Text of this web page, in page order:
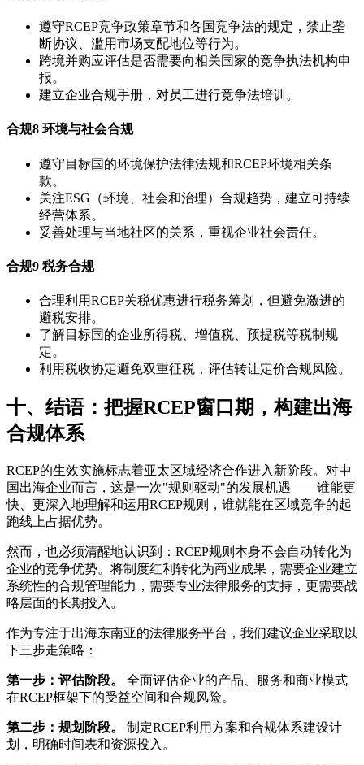
遵守RCEP竞争政策章节和各国竞争法的规定，禁止垄
断协议、滥用市场支配地位等行为。
跨境并购应评估是否需要向相关国家的竞争执法机构申
报。
建立企业合规手册，对员工进行竞争法培训。
合规8 环境与社会合规
遵守目标国的环境保护法律法规和RCEP环境相关条
款。
关注ESG（环境、社会和治理）合规趋势，建立可持续
经营体系。
妥善处理与当地社区的关系，重视企业社会责任。
合规9 税务合规
合理利用RCEP关税优惠进行税务筹划，但避免激进的
避税安排。
了解目标国的企业所得税、增值税、预提税等税制规
定。
利用税收协定避免双重征税，评估转让定价合规风险。
十、结语：把握RCEP窗口期，构建出海
合规体系
RCEP的生效实施标志着亚太区域经济合作进入新阶段。对中
国出海企业而言，这是一次"规则驱动"的发展机遇——谁能更
快、更深入地理解和运用RCEP规则，谁就能在区域竞争的起
跑线上占据优势。
然而，也必须清醒地认识到：RCEP规则本身不会自动转化为
企业的竞争优势。将制度红利转化为商业成果，需要企业建立
系统性的合规管理能力，需要专业法律服务的支持，更需要战
略层面的长期投入。
作为专注于出海东南亚的法律服务平台，我们建议企业采取以
下三步走策略：
第一步：评估阶段。
全面评估企业的产品、服务和商业模式
在RCEP框架下的受益空间和合规风险。
第二步：规划阶段。
制定RCEP利用方案和合规体系建设计
划，明确时间表和资源投入。